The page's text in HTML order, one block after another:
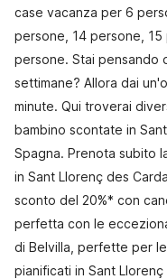
case vacanza per 6
persone, 14 persone,
persone. Stai pensando
settimane? Allora dai
minute. Qui troverai
bambino scontate in
Spagna. Prenota subito
in Sant Llorenç des
sconto del 20%* con
perfetta con le
di Belvilla, perfette per
pianificati in Sant